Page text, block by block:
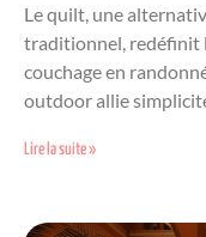
Le quilt, une
traditionnel, redéfinit
couchage en
outdoor allie
Lire la suite »